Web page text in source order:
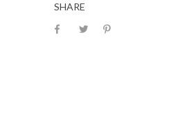
SHARE